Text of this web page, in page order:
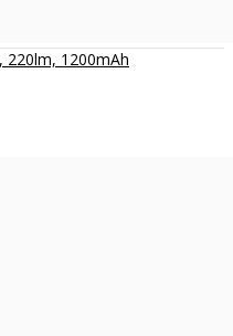
220lm, 1200mAh